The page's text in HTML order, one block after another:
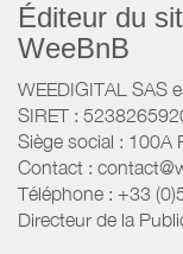
Éditeur du
WeeBnB
WEEDIGITAL SAS
SIRET :
Siège social : 100A
Contact :
Téléphone : +33
Directeur de la